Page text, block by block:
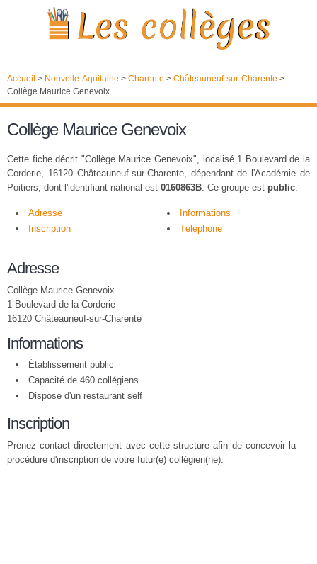
Accueil > Nouvelle-Aquitaine > Charente > Châteauneuf-sur-Charente >
Collège Maurice Genevoix
Collège Maurice Genevoix
Cette fiche décrit "Collège Maurice Genevoix", localisé 1 Boulevard de la
Corderie, 16120 Châteauneuf-sur-Charente, dépendant de l'Académie de
Poitiers, dont l'identifiant national est 0160863B. Ce groupe est public.
Adresse
Informations
Inscription
Téléphone
Adresse
Collège Maurice Genevoix
1 Boulevard de la Corderie
16120 Châteauneuf-sur-Charente
Informations
Établissement public
Capacité de 460 collégiens
Dispose d'un restaurant self
Inscription
Prenez contact directement avec cette structure afin de concevoir la
procédure d'inscription de votre futur(e) collégien(ne).